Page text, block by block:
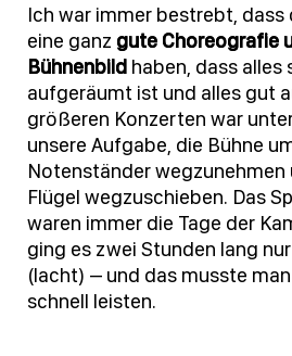
Ich war immer bestrebt, dass
eine ganz gute Choreografie
Bühnenbild haben, dass alles
aufgeräumt ist und alles gut
größeren Konzerten war
unsere Aufgabe, die Bühne
Notenständer wegzunehmen
Flügel wegzuschieben. Das
waren immer die Tage der
ging es zwei Stunden lang
(lacht) – und das musste
schnell leisten.